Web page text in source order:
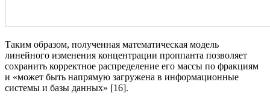
Таким образом, полученная математическая модель
линейного изменения концентрации проппанта позволяет
сохранить корректное распределение его массы по фракциям
и «может быть напрямую загружена в информационные
системы и базы данных» [16].